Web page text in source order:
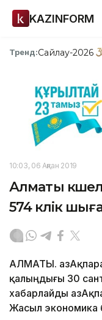
KAZINFORM
Тренд:Сайлау-2026
10:03, 06 Ақпан 2019
Алматы
574 көлік
АЛМАТЫ.
қалыңдығы 30
хабарлайды
Жасыл экономика